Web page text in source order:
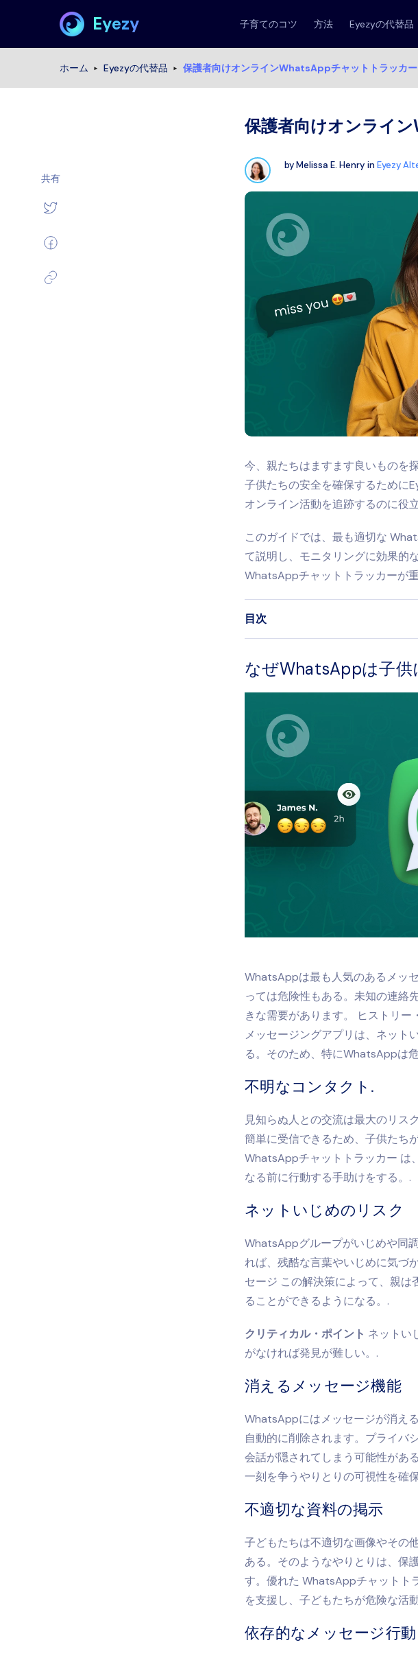
Eyezy 子育てのコツ 方法 Eyezyの代替品
ホーム Eyezyの代替品 保護者向けオンラインWhatsAppチャットトラッカー
保護者向けオンライ
byMelissa E. Henry in Eyezy
今、親たちはますます良いものを
子供たちの安全を確保するために
オンライン活動を追跡するのに役
このガイドでは、最も適切な
て説明し、モニタリングに効果的
WhatsAppチャットトラッカーが
目次
なぜWhatsAppは子供
WhatsAppは最も人気のあるメッ
っては危険性もある。未知の連絡
きな需要があります。
ヒストリー
メッセージングアプリは、ネット
る。そのため、特にWhatsAppは
不明なコンタクト.
見知らぬ人との交流は最大のリス
簡単に受信できるため、子供たち
WhatsAppチャットトラッカー は
なる前に行動する手助けをする。.
ネットいじめのリスク
WhatsAppグループがいじめや同
れば、残酷な言葉やいじめに気づ
セージ この解決策によって、親は
ることができるようになる。.
クリティカル・ポイント ネットい
がなければ発見が難しい。.
消えるメッセージ機能
WhatsAppにはメッセージが消え
自動的に削除されます。プライバ
会話が隠されてしまう可能性があ
一刻を争うやりとりの可視性を確
不適切な資料の掲示
子どもたちは不適切な画像やその
ある。そのようなやりとりは、保
す。優れた WhatsAppチャットト
を支援し、子どもたちが危険な活
依存的なメッセージ行動
共有